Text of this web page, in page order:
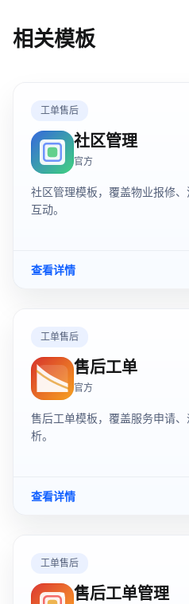
相关模板
工单售后
社区管理
官方
社区管理模板，覆盖物业报修
互动。
查看详情
工单售后
售后工单
官方
售后工单模板，覆盖服务申请
析。
查看详情
工单售后
售后工单管理